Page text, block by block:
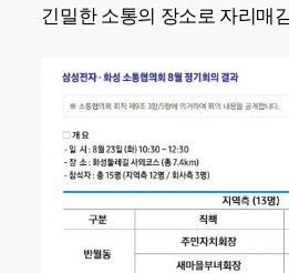
긴밀한 소통의 장소로 자리매